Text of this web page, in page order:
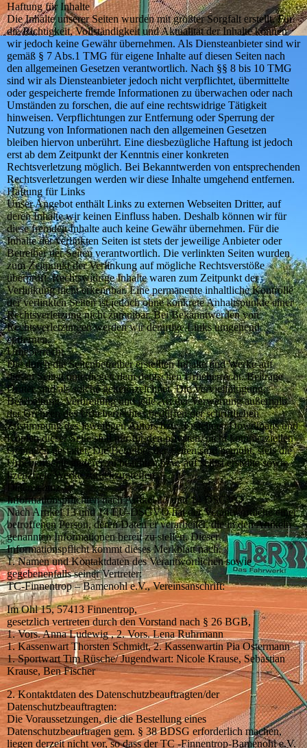
Haftung für Inhalte
Die Inhalte unserer Seiten wurden mit größter Sorgfalt erstellt. Für
die Richtigkeit, Vollständigkeit und Aktualität der Inhalte können
wir jedoch keine Gewähr übernehmen. Als Diensteanbieter sind wir
gemäß § 7 Abs.1 TMG für eigene Inhalte auf diesen Seiten nach
den allgemeinen Gesetzen verantwortlich. Nach §§ 8 bis 10 TMG
sind wir als Diensteanbieter jedoch nicht verpflichtet, übermittelte
oder gespeicherte fremde Informationen zu überwachen oder nach
Umständen zu forschen, die auf eine rechtswidrige Tätigkeit
hinweisen. Verpflichtungen zur Entfernung oder Sperrung der
Nutzung von Informationen nach den allgemeinen Gesetzen
bleiben hiervon unberührt. Eine diesbezügliche Haftung ist jedoch
erst ab dem Zeitpunkt der Kenntnis einer konkreten
Rechtsverletzung möglich. Bei Bekanntwerden von entsprechenden
Rechtsverletzungen werden wir diese Inhalte umgehend entfernen.
Haftung für Links
Unser Angebot enthält Links zu externen Webseiten Dritter, auf
deren Inhalte wir keinen Einfluss haben. Deshalb können wir für
diese fremden Inhalte auch keine Gewähr übernehmen. Für die
Inhalte der verlinkten Seiten ist stets der jeweilige Anbieter oder
Betreiber der Seiten verantwortlich. Die verlinkten Seiten wurden
zum Zeitpunkt der Verlinkung auf mögliche Rechtsverstöße
überprüft. Rechtswidrige Inhalte waren zum Zeitpunkt der
Verlinkung nicht erkennbar. Eine permanente inhaltliche Kontrolle
der verlinkten Seiten ist jedoch ohne konkrete Anhaltspunkte einer
Rechtsverletzung nicht zumutbar. Bei Bekanntwerden von
Rechtsverletzungen werden wir derartige Links umgehend
entfernen.
Urheberrecht
Die durch die Seitenbetreiber erstellten Inhalte und Werke auf
diesen Seiten unterliegen dem deutschen Urheberrecht. Beiträge
Dritter sind als solche gekennzeichnet. Die Vervielfältigung,
Bearbeitung, Verbreitung und jede Art der Verwertung außerhalb
der Grenzen des Urheberrechtes bedürfen der schriftlichen
Zustimmung des jeweiligen Autors bzw. Erstellers. Downloads und
Kopien dieser Seite sind nur für den privaten, nicht kommerziellen
Gebrauch gestattet. Die Betreiber der Seiten sind bemüht, stets die
Urheberrechte anderer zu beachten bzw. auf selbst erstellte sowie
lizenzfreie Werke zurückzugreifen.
Datenschutz
Informationspflichten nach Artikel 13 und 14 DSGVO
Nach Artikel 13 und 14 EU-DSGVO hat der Verantwortliche einer
betroffenen Person, deren Daten er verarbeitet, die in den Artikeln
genannten Informationen bereit zu stellen. Dieser
Informationspflicht kommt dieses Merkblatt nach.
1. Namen und Kontaktdaten des Verantwortlichen sowie
gegebenenfalls seiner Vertreter:
TC-Finnentrop – Bamenohl e.V., Vereinsanschrift:
Im Ohl 15, 57413 Finnentrop,
gesetzlich vertreten durch den Vorstand nach § 26 BGB,
1. Vors. Anna Ludewig , 2. Vors. Lena Ruhrmann
1. Kassenwart Thorsten Schmidt, 2. Kassenwartin Pia Ostermann
1. Sportwart Tim Rüsche/ Jugendwart: Nicole Krause, Sebastian
Krause, Ben Fischer
2. Kontaktdaten des Datenschutzbeauftragten/der
Datenschutzbeauftragten:
Die Voraussetzungen, die die Bestellung eines
Datenschutzbeauftragen gem. § 38 BDSG erforderlich machen,
liegen derzeit nicht vor, so dass der TC -Finnentrop-Bamenohl e.V.